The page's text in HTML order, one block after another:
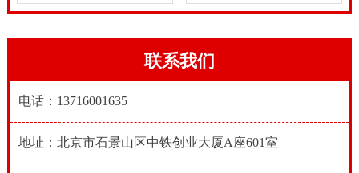
联系我们
电话：13716001635
地址：北京市石景山区中铁创业大厦A座601室